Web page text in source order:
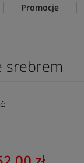
Promocje
srebrem